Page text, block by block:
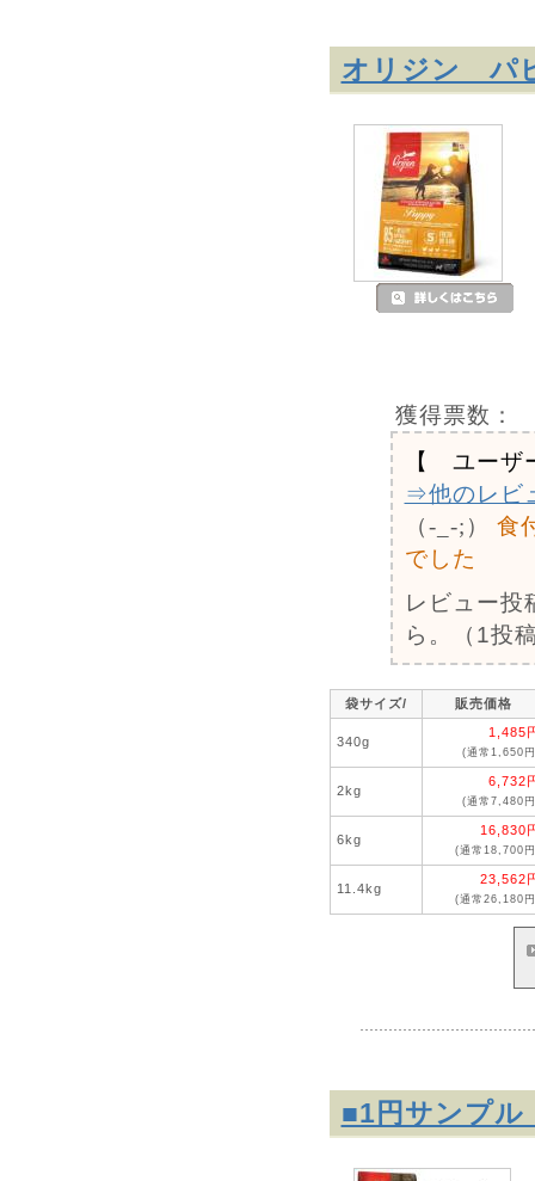
オリジン
獲得票数：
【 ユーザ
⇒他のレビ
（-_-;）
食
でした
レビュー投
ら。（1投
袋サイズ/ 販売価格
340g
1,485
(通常1,650
2kg
6,732
(通常7,480
6kg
16,830
(通常18,700
11.4kg
23,562
(通常26,180
■1円サンプ